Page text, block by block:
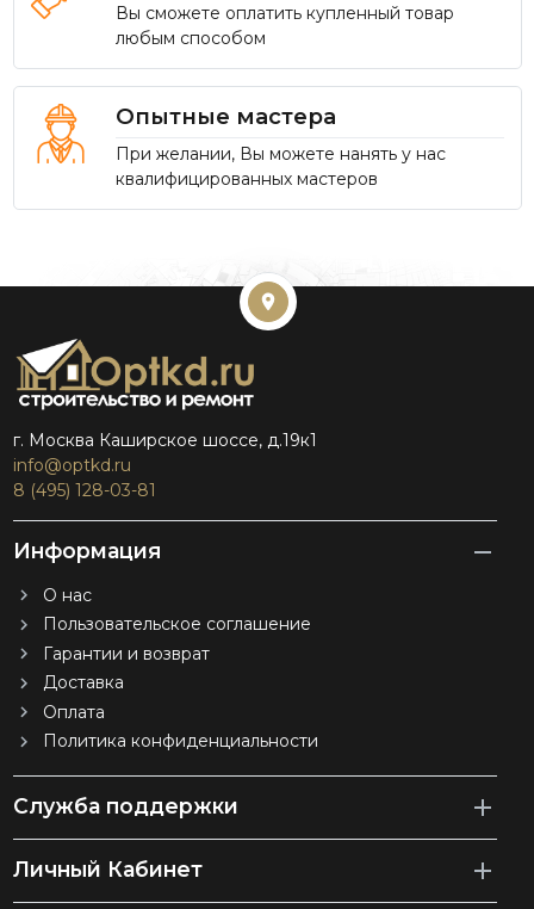
Вы сможете оплатить купленный товар
любым способом
Опытные мастера
При желании, Вы можете нанять у нас
квалифицированных мастеров
г. Москва Каширское шоссе, д.19к1
info@optkd.ru
8 (495) 128-03-81
Информация
О нас
Пользовательское соглашение
Гарантии и возврат
Доставка
Оплата
Политика конфиденциальности
Служба поддержки
Личный Кабинет